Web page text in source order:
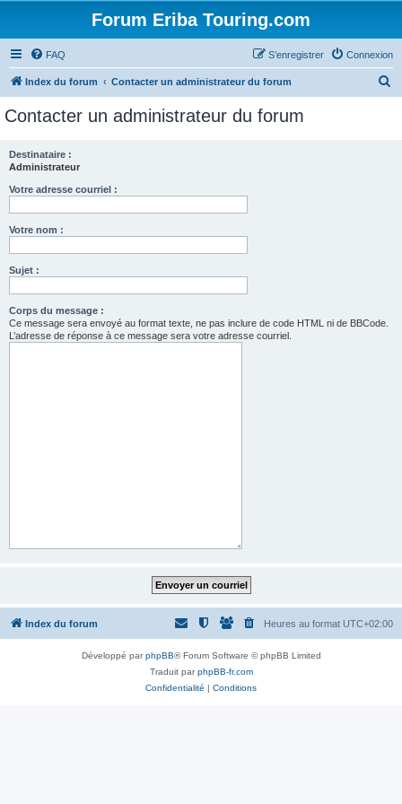
Forum Eriba Touring.com
FAQ Connexion
S’enregistrer
Index du forum Contacter un administrateur du forum
Contacter un administrateur du forum
Destinataire :
Administrateur
Votre adresse courriel :
Votre nom :
Sujet :
Corps du message :
Ce message sera envoyé au format texte, ne pas inclure de code HTML ni de BBCode.
L’adresse de réponse à ce message sera votre adresse courriel.
Index du forum Heures au format UTC+02:00
Développé parphpBB® Forum Software © phpBB Limited
Traduit parphpBB-fr.com
Confidentialité | Conditions